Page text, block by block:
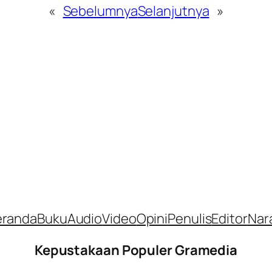
« SebelumnyaSelanjutnya »
BukuAudioVideoOpiniPenulisEditor
Kepustakaan Populer Gramedia